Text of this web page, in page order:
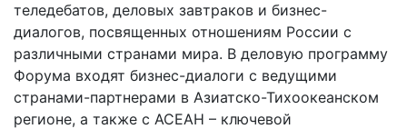
теледебатов, деловых завтраков и бизнес-
диалогов, посвященных отношениям России с
различными странами мира. В деловую программу
Форума входят бизнес-диалоги с ведущими
странами-партнерами в Азиатско-Тихоокеанском
регионе, а также с АСЕАН – ключевой